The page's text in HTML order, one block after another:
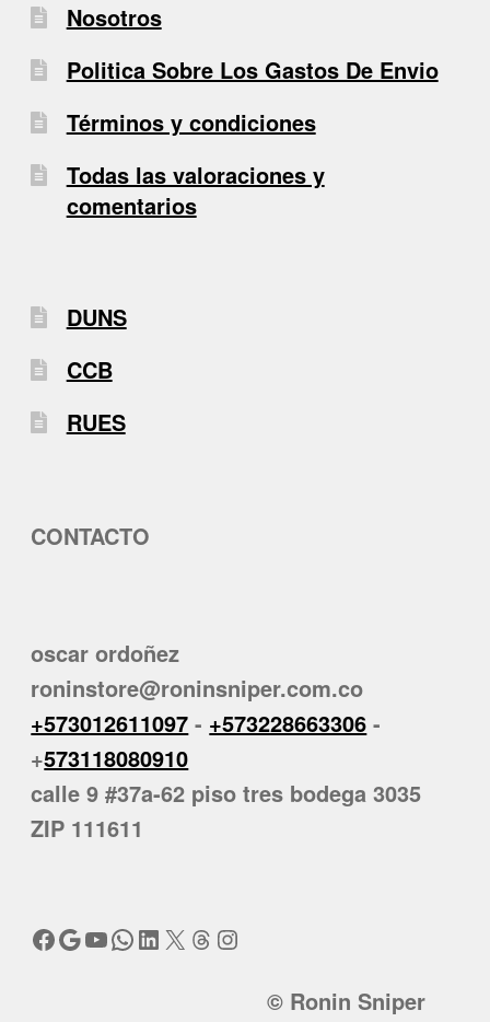
Nosotros
Politica Sobre Los Gastos De Envio
Términos y condiciones
Todas las valoraciones y
comentarios
DUNS
CCB
RUES
CONTACTO
oscar ordoñez
roninstore@roninsniper.com.co
+573012611097 - +573228663306 -
+573118080910
calle 9 #37a-62 piso tres bodega 3035
ZIP 111611
Facebook
Google
YouTube
WhatsApp
LinkedIn
X Threads
Instagram
© Ronin Sniper